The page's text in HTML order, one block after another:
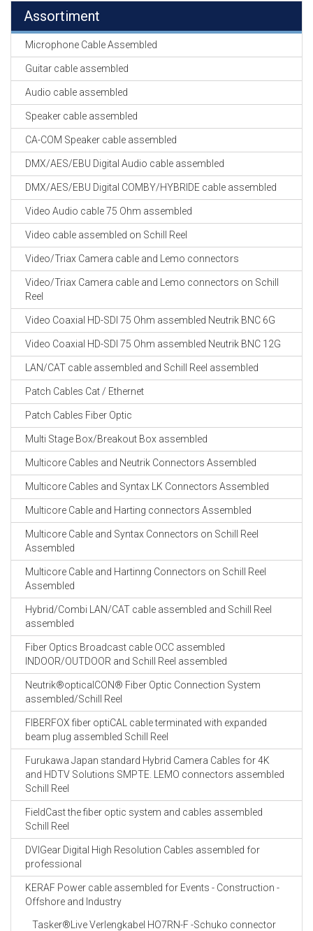
Assortiment
Microphone Cable Assembled
Guitar cable assembled
Audio cable assembled
Speaker cable assembled
CA-COM Speaker cable assembled
DMX/AES/EBU Digital Audio cable assembled
DMX/AES/EBU Digital COMBY/HYBRIDE cable assembled
Video Audio cable 75 Ohm assembled
Video cable assembled on Schill Reel
Video/Triax Camera cable and Lemo connectors
Video/Triax Camera cable and Lemo connectors on Schill
Reel
Video Coaxial HD-SDI 75 Ohm assembled Neutrik BNC 6G
Video Coaxial HD-SDI 75 Ohm assembled Neutrik BNC 12G
LAN/CAT cable assembled and Schill Reel assembled
Patch Cables Cat / Ethernet
Patch Cables Fiber Optic
Multi Stage Box/Breakout Box assembled
Multicore Cables and Neutrik Connectors Assembled
Multicore Cables and Syntax LK Connectors Assembled
Multicore Cable and Harting connectors Assembled
Multicore Cable and Syntax Connectors on Schill Reel
Assembled
Multicore Cable and Hartinng Connectors on Schill Reel
Assembled
Hybrid/Combi LAN/CAT cable assembled and Schill Reel
assembled
Fiber Optics Broadcast cable OCC assembled
INDOOR/OUTDOOR and Schill Reel assembled
Neutrik®opticalCON® Fiber Optic Connection System
assembled/Schill Reel
FIBERFOX fiber optiCAL cable terminated with expanded
beam plug assembled Schill Reel
Furukawa Japan standard Hybrid Camera Cables for 4K
and HDTV Solutions SMPTE. LEMO connectors assembled
Schill Reel
FieldCast the fiber optic system and cables assembled
Schill Reel
DVIGear Digital High Resolution Cables assembled for
professional
KERAF Power cable assembled for Events - Construction -
Offshore and Industry
Tasker®Live Verlengkabel HO7RN-F -Schuko connector